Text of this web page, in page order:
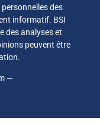
des
informatif. BSI
des analyses et
peuvent être
—